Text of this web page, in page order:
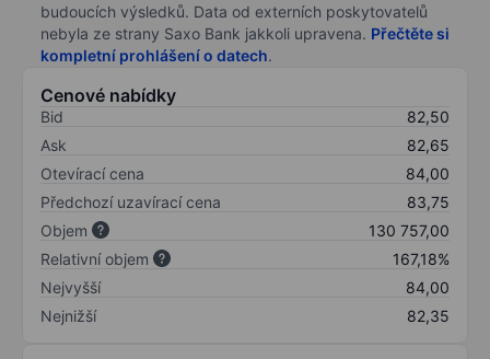
budoucích výsledků. Data od externích poskytovatelů
nebyla ze strany Saxo Bank jakkoli upravena. Přečtěte si
kompletní prohlášení o datech.
Cenové nabídky
Bid
82,50
Ask
82,65
Otevírací cena
84,00
Předchozí uzavírací cena
83,75
Objem
130 757,00
Relativní objem
167,18%
Nejvyšší
84,00
Nejnižší
82,35